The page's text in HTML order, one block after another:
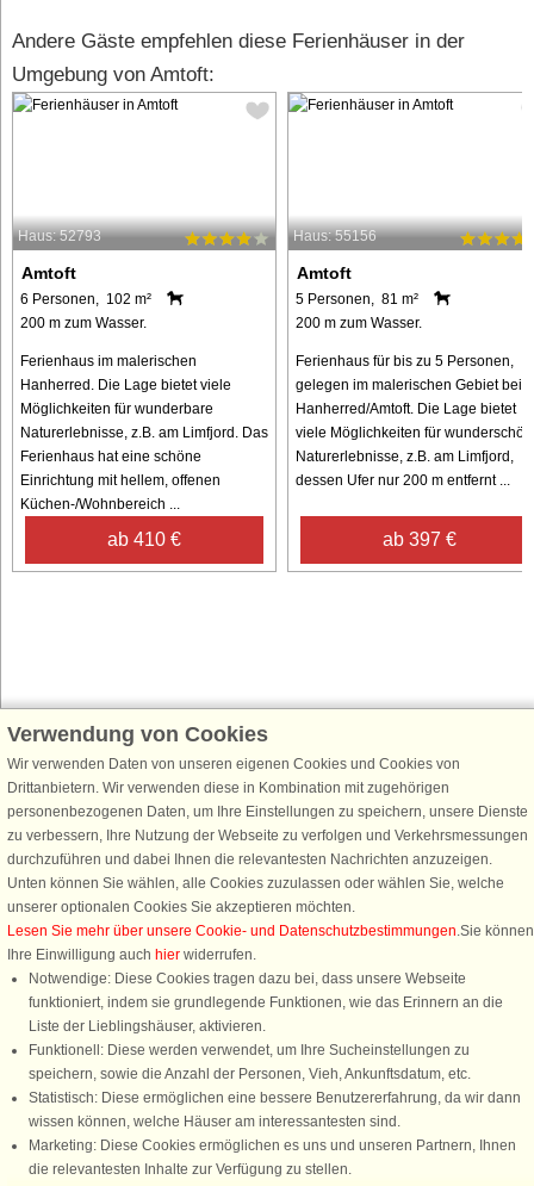
Rufen Sie an, um zu buchen
Andere Gäste empfehlen diese Ferienhäuser in der
Umgebung von Amtoft:
Haus: 52793
Amtoft
6 Personen, 102 m²
200 m zum Wasser.
Ferienhaus im malerischen
Hanherred. Die Lage bietet viele
Möglichkeiten für wunderbare
Naturerlebnisse, z.B. am Limfjord. Das
Ferienhaus hat eine schöne
Einrichtung mit hellem, offenen
Küchen-/Wohnbereich ...
ab 410 €
Haus: 55156
Amtoft
5 Personen, 81 m²
200 m zum Wasser.
Ferienhaus für bis zu 5 Personen,
gelegen im malerischen Gebiet bei
Hanherred/Amtoft. Die Lage bietet
viele Möglichkeiten für
Naturerlebnisse, z.B. am Limfjord,
dessen Ufer nur 200 m entfernt ...
ab 397 €
Schließen Sie sich 100.000 Ferienhaus-Fans an
Erhalten Sie einenWillkommensgutschein von 25 € für Ihren nächsten
Ferienhausurlaub - melden Sie sich einfach für den DanCenter Newsletter
an. Verpassen Sie nie wieder exklusive Angebote, Gewinnspiele und
Urlaubstipps!
Newsletter abonnieren
Verwendung von Cookies
Wir verwenden Daten von unseren eigenen Cookies und Cookies von
Drittanbietern. Wir verwenden diese in Kombination mit zugehörigen
personenbezogenen Daten, um Ihre Einstellungen zu speichern, unsere Dienste
zu verbessern, Ihre Nutzung der Webseite zu verfolgen und Verkehrsmessungen
durchzuführen und dabei Ihnen die relevantesten Nachrichten anzuzeigen.
Unten können Sie wählen, alle Cookies zuzulassen oder wählen Sie, welche
unserer optionalen Cookies Sie akzeptieren möchten.
Lesen Sie mehr über unsere Cookie- und Datenschutzbestimmungen.Sie können
Ihre Einwilligung auch hier widerrufen.
Notwendige: Diese Cookies tragen dazu bei, dass unsere Webseite
funktioniert, indem sie grundlegende Funktionen, wie das Erinnern an die
Liste der Lieblingshäuser, aktivieren.
Funktionell: Diese werden verwendet, um Ihre Sucheinstellungen zu
speichern, sowie die Anzahl der Personen, Vieh, Ankunftsdatum, etc.
Statistisch: Diese ermöglichen eine bessere Benutzererfahrung, da wir dann
wissen können, welche Häuser am interessantesten sind.
Marketing: Diese Cookies ermöglichen es uns und unseren Partnern, Ihnen
die relevantesten Inhalte zur Verfügung zu stellen.